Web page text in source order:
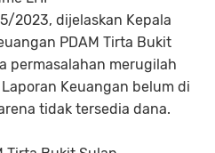
2023, dijelaskan Kepala
PDAM Tirta Bukit
permasalahan merugilah
Keuangan belum di
tidak tersedia dana.